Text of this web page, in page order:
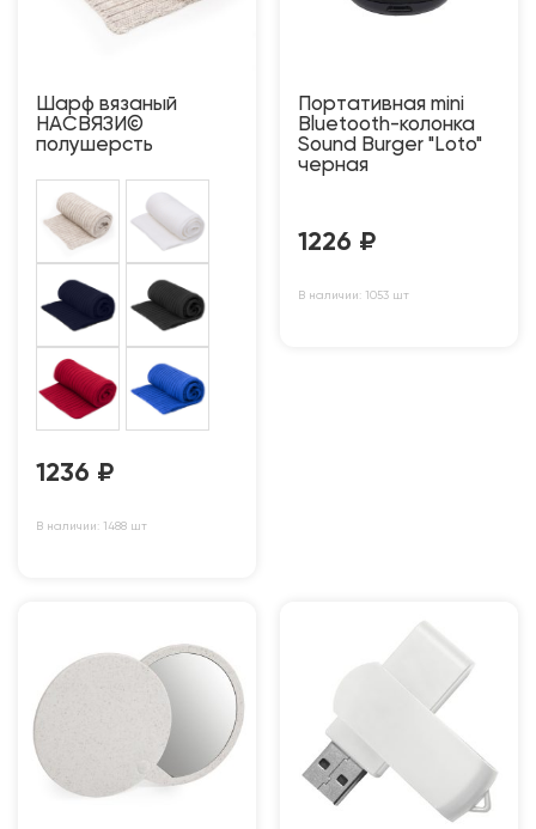
Шарф вязаный
НАСВЯЗИ©
полушерсть
1236 ₽
В наличии: 1488 шт
Портативная mini
Bluetooth-колонка
Sound Burger "Loto"
черная
1226 ₽
В наличии: 1053 шт